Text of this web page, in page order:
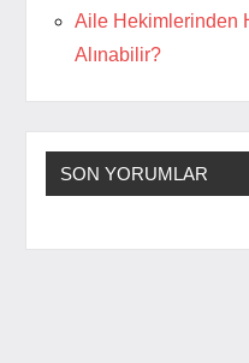
Aile Hekimlerinden
Alınabilir?
SON YORUMLAR